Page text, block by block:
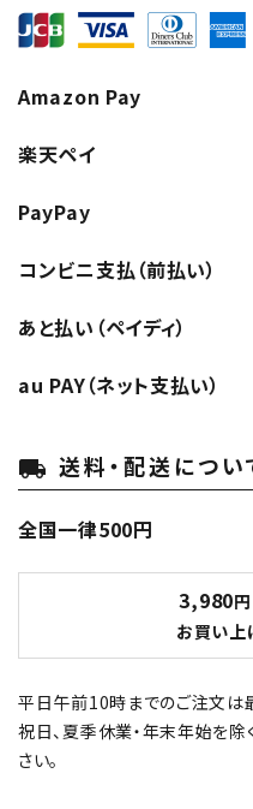
濃淡度
甘辛度
精米歩合
価格から探す
Amazon Pay
楽天ペイ
PayPay
コンビニ支払（前払い）
あと払い（ペイディ）
au PAY（ネット支払い）
local_shipping 送料・配送につい
全国一律500円
3,980
お買い上
平日午前10時までのご注文は
祝日、夏季休業・年末年始を除
さい。